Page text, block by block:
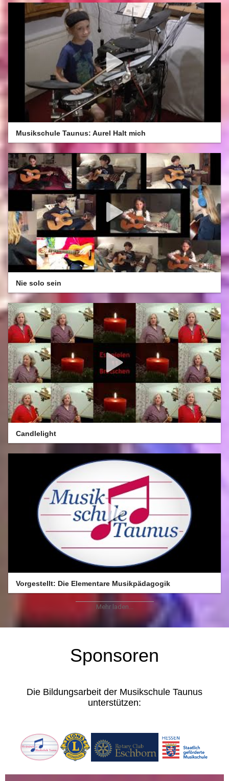
Musikschule Taunus: Aurel Halt mich
Nie solo sein
Candlelight
Vorgestellt: Die Elementare Musikpädagogik
Mehr laden...
Sponsoren
Die Bildungsarbeit der Musikschule Taunus
unterstützen: